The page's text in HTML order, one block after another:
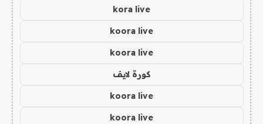
kora live
koora live
koora live
كورة لايف
koora live
koora live